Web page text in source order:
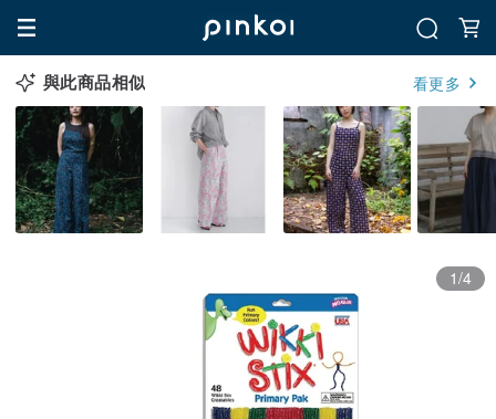
與此商品相似 看更多
1/4